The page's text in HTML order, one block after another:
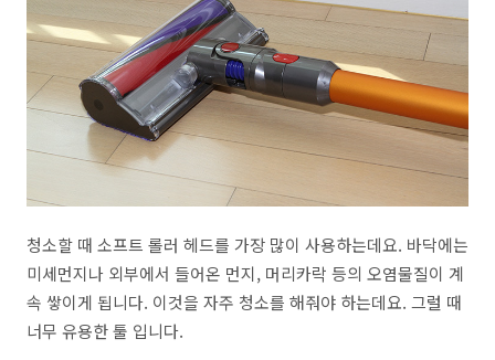
청소할 때 소프트 롤러 헤드를 가장 많이 사용하는데요. 바닥에는
미세먼지나 외부에서 들어온 먼지, 머리카락 등의 오염물질이 계
속 쌓이게 됩니다. 이것을 자주 청소를 해줘야 하는데요. 그럴 때
너무 유용한 툴 입니다.